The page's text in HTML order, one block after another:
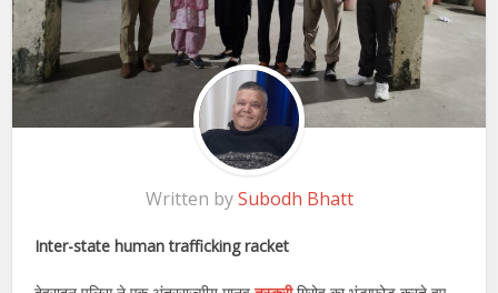
Written bySubodh Bhatt
Inter-state human trafficking racket